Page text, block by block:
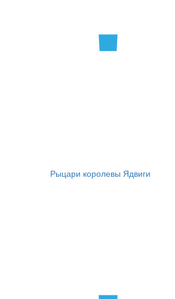
Рыцари королевы Ядвиги